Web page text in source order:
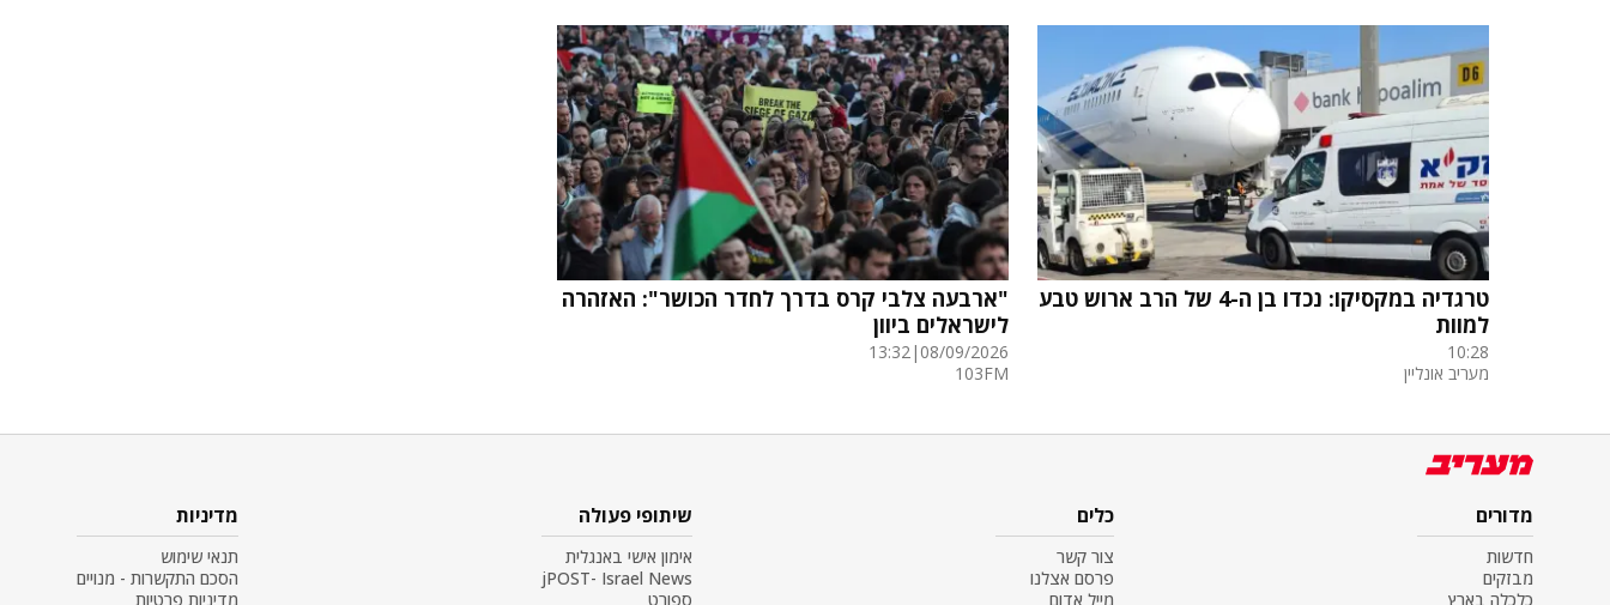
טרגדיה במקסיקו: נכדו בן ה-4 של הרב ארוש טבע
למוות
10:28
מעריב אונליין
"ארבעה צלבי קרס בדרך לחדר הכושר": האזהרה
לישראלים ביוון
08/09/2026
|
13:32
103FM
מדורים
חדשות
מבזקים
כלכלה בארץ
כלים
צור קשר
פרסם אצלנו
מייל אדום
שיתופי פעולה
אימון אישי באנגלית
jPOST- Israel News
ספורט
מדיניות
תנאי שימוש
הסכם התקשרות - מנויים
מדיניות פרטיות